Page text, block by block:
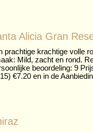
Alicia Gran
prachtige krachtige volle
Mild, zacht en rond.
beoordeling: 9
€7.20 en in de